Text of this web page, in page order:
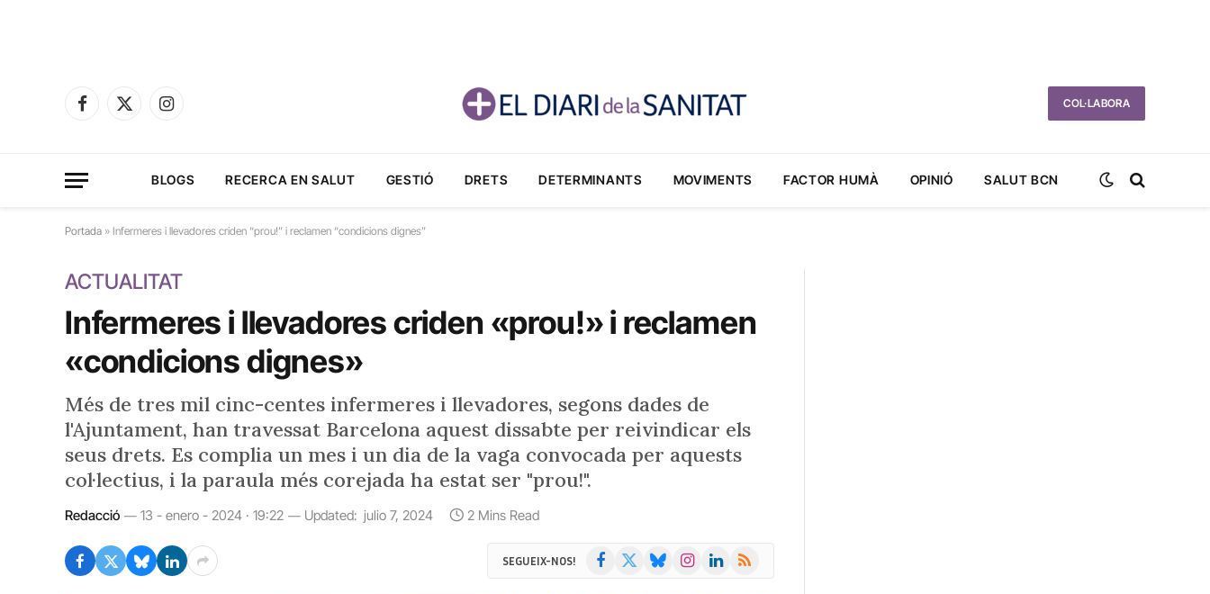
Facebook
X
Instagram
COL·LABORA
BLOGS RECERCA EN SALUT GESTIÓ DRETS DETERMINANTS MOVIMENTS FACTOR HUMÀ OPINIÓ SALUT BCN
Portada » Infermeres i llevadores criden “prou!” i reclamen “condicions dignes”
ACTUALITAT
Infermeres i llevadores criden «prou!» i reclamen
«condicions dignes»
Més de tres mil cinc-centes infermeres i llevadores, segons dades de
l'Ajuntament, han travessat Barcelona aquest dissabte per reivindicar els
seus drets. Es complia un mes i un dia de la vaga convocada per aquests
col·lectius, i la paraula més corejada ha estat ser "prou!".
Redacció 13 - enero - 2024 · 19:22 Updated: julio 7, 2024 2 Mins Read
SEGUEIX-NOS! Facebook BlueskyInstagramLinkedIn
RSS